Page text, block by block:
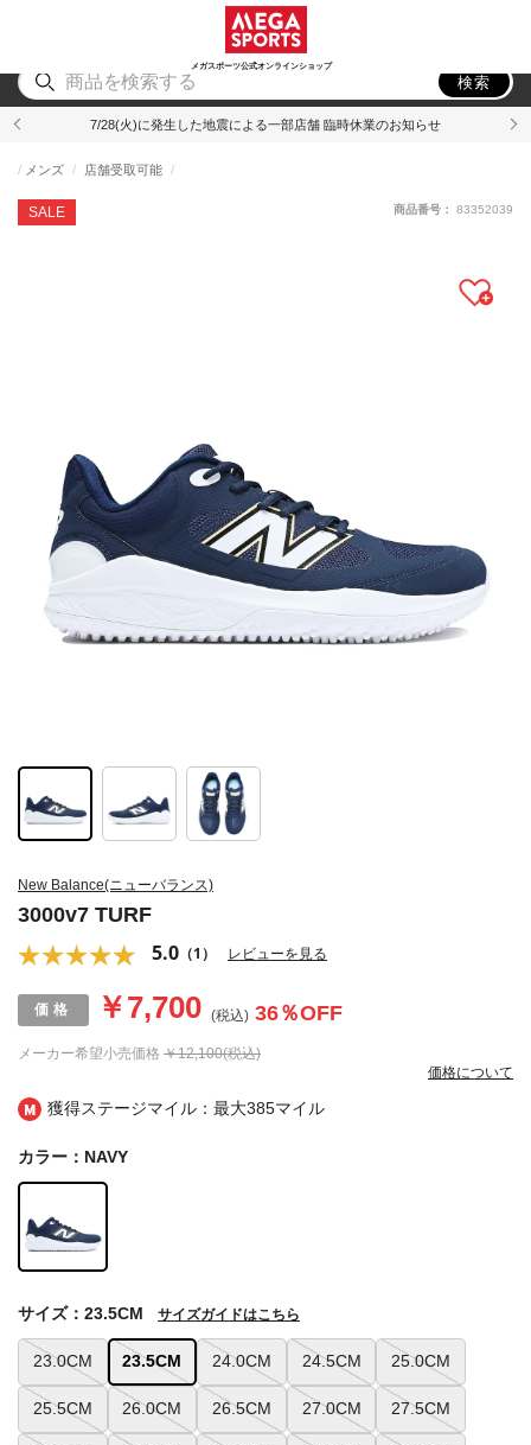
メガスポーツ公式オンラインショップ
アウトドア
検索
7/28(火)に発生した地震による一部店舗 臨時休業のお知らせ
獲得ステージマイル：最大385マイル
New Balance(ニューバランス)
3000v7 TURF
5.0 （1） レビューを見る
SALE
メンズ 店舗受取可能
メーカー希望小売価格 ￥12,100(税込)
￥7,700 (税込) 36％OFF
価格について
商品番号： 83352039
カラー：NAVY
23.0CM 23.5CM 24.0CM 24.5CM 25.0CM
25.5CM 26.0CM 26.5CM 27.0CM 27.5CM
サイズ：23.5CM サイズガイドはこちら